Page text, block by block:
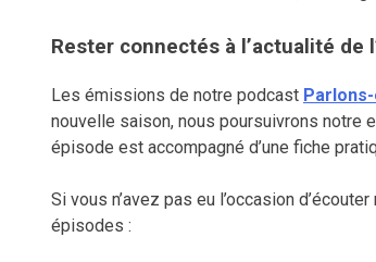
Rester connectés à l’actualité de
Les émissions de notre podcast
nouvelle saison, nous poursuivrons notre
épisode est accompagné d’une fiche
Si vous n’avez pas eu l’occasion
épisodes :